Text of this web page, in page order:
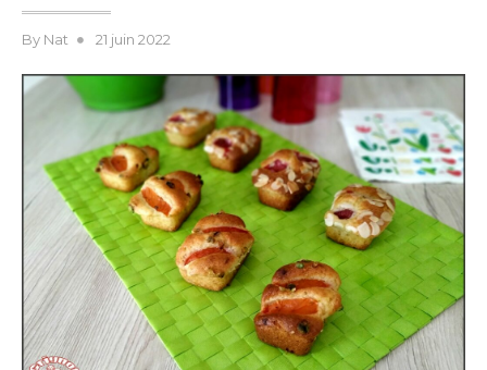
By Nat
Posted
21 juin 2022